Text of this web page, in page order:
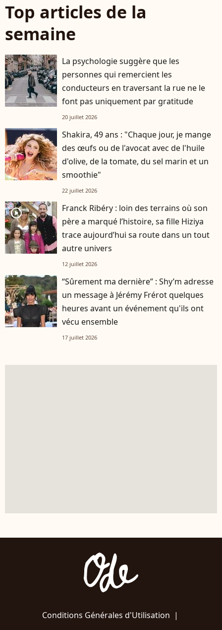
Top articles de la
semaine
La psychologie suggère que les
personnes qui remercient les
conducteurs en traversant la rue ne le
font pas uniquement par gratitude
20 juillet 2026
Shakira, 49 ans : "Chaque jour, je mange
des œufs ou de l'avocat avec de l'huile
d'olive, de la tomate, du sel marin et un
smoothie"
22 juillet 2026
player2
Franck Ribéry : loin des terrains où son
père a marqué l’histoire, sa fille Hiziya
trace aujourd’hui sa route dans un tout
autre univers
12 juillet 2026
“Sûrement ma dernière” : Shy’m adresse
un message à Jérémy Frérot quelques
heures avant un événement qu'ils ont
vécu ensemble
17 juillet 2026
Conditions Générales d'Utilisation |